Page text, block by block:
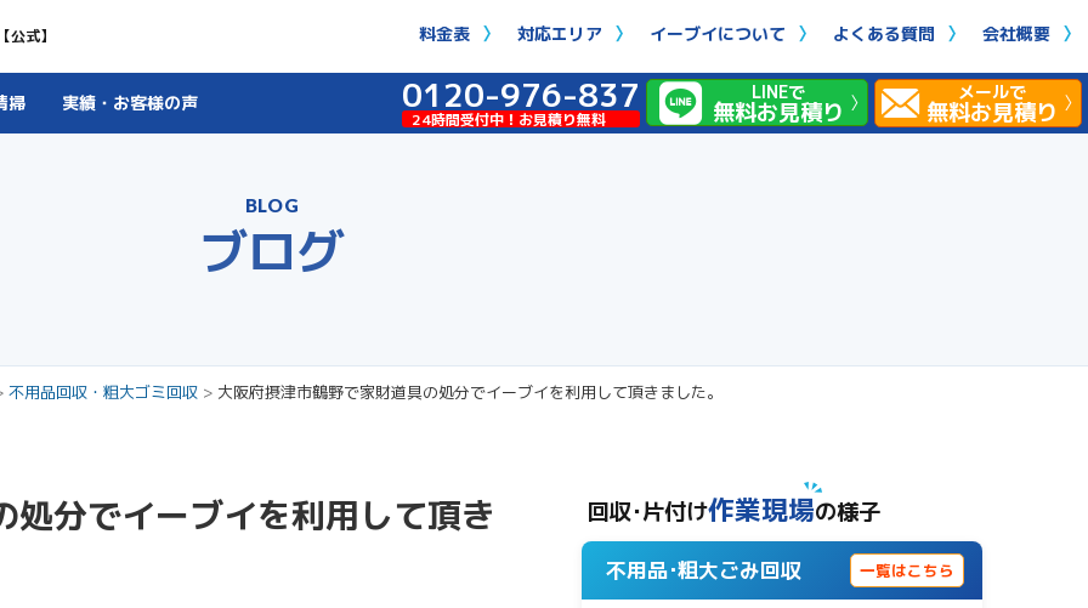
式】 料金表 対応エリア イーブイについて よくある質問 会社概要
掃 実績・お客様の声 0120-976-837
24時間受付中！お見積り無料
LINEで
無料お見積り
メールで
無料お見積り
BLOG
ブログ
不用品回収・粗大ゴミ回収 > 大阪府摂津市鶴野で家財道具の処分でイーブイを利用して頂きました。
分でイーブイを利用して頂き 回収･片付け作業現場の様子
不用品･粗大ごみ回収 一覧はこちら